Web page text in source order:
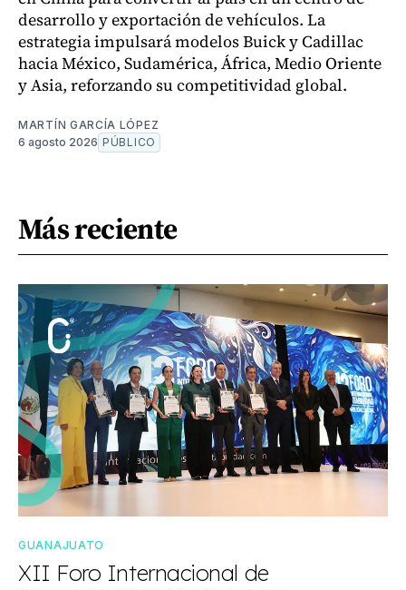
desarrollo y exportación de vehículos. La
estrategia impulsará modelos Buick y Cadillac
hacia México, Sudamérica, África, Medio Oriente
y Asia, reforzando su competitividad global.
MARTÍN GARCÍA LÓPEZ
6 agosto 2026 PÚBLICO
Más reciente
GUANAJUATO
XII Foro Internacional de